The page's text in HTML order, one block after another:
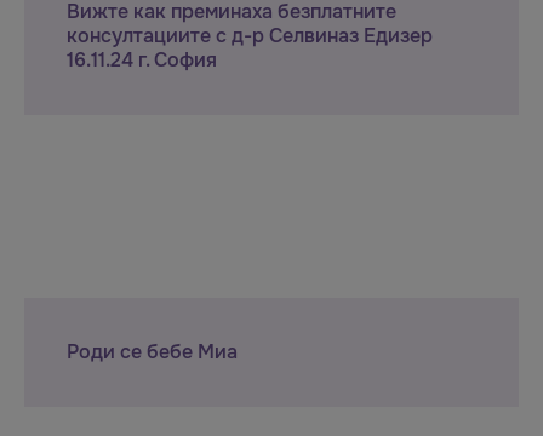
Вижте как преминаха безплатните
консултациите с д-р Селвиназ Едизер
16.11.24 г. София
Роди се бебе Миа